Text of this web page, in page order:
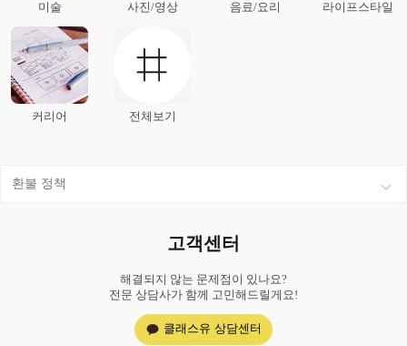
미술 사진/영상 음료/요리 라이프스타일
커리어 전체보기
환불 정책
고객센터
해결되지 않는 문제점이 있나요?
전문 상담사가 함께 고민해드릴게요!
클래스유 상담센터